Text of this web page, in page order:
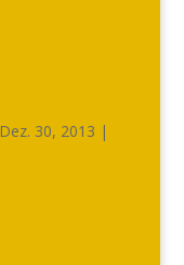
Dez. 30, 2013 |